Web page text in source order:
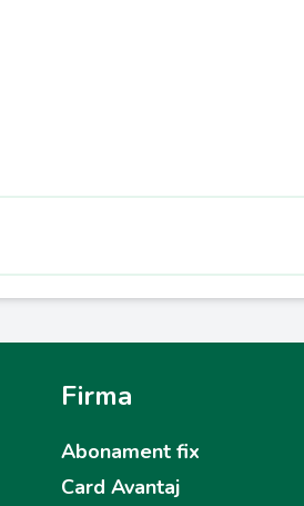
Firma
Abonament fix
Card Avantaj